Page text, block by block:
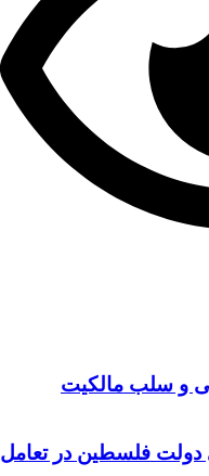
و سلب مالكيت
فلسطین در تعامل